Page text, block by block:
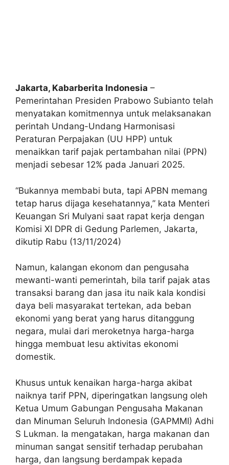
Jakarta, Kabarberita Indonesia –
Pemerintahan Presiden Prabowo Subianto telah
menyatakan komitmennya untuk melaksanakan
perintah Undang-Undang Harmonisasi
Peraturan Perpajakan (UU HPP) untuk
menaikkan tarif pajak pertambahan nilai (PPN)
menjadi sebesar 12% pada Januari 2025.
“Bukannya membabi buta, tapi APBN memang
tetap harus dijaga kesehatannya,” kata Menteri
Keuangan Sri Mulyani saat rapat kerja dengan
Komisi XI DPR di Gedung Parlemen, Jakarta,
dikutip Rabu (13/11/2024)
Namun, kalangan ekonom dan pengusaha
mewanti-wanti pemerintah, bila tarif pajak atas
transaksi barang dan jasa itu naik kala kondisi
daya beli masyarakat tertekan, ada beban
ekonomi yang berat yang harus ditanggung
negara, mulai dari meroketnya harga-harga
hingga membuat lesu aktivitas ekonomi
domestik.
Khusus untuk kenaikan harga-harga akibat
naiknya tarif PPN, diperingatkan langsung oleh
Ketua Umum Gabungan Pengusaha Makanan
dan Minuman Seluruh Indonesia (GAPMMI) Adhi
S Lukman. Ia mengatakan, harga makanan dan
minuman sangat sensitif terhadap perubahan
harga, dan langsung berdampak kepada